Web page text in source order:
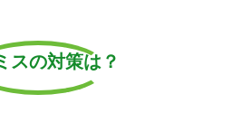
スの対策は？